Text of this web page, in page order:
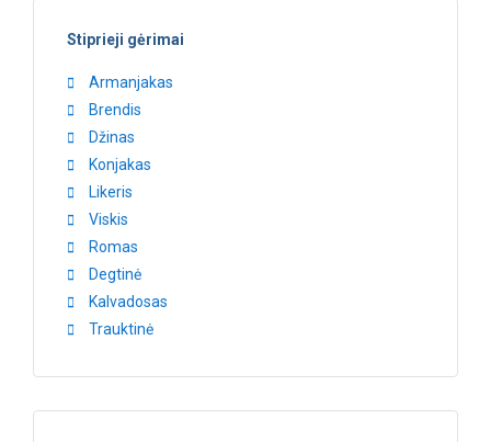
Stiprieji gėrimai
Armanjakas
Brendis
Džinas
Konjakas
Likeris
Viskis
Romas
Degtinė
Kalvadosas
Trauktinė